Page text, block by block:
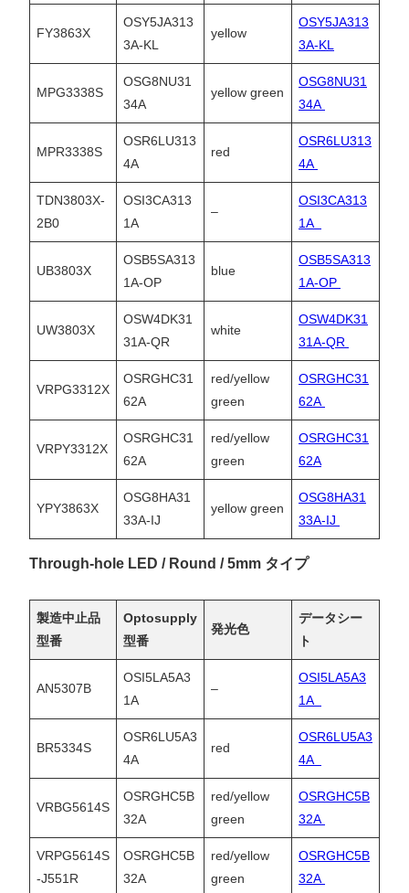
FY3863X
OSY5JA313
3A-KL
yellow
OSY5JA313
3A-KL
MPG3338S
OSG8NU31
34A
yellow green
OSG8NU31
34A
MPR3338S
OSR6LU313
4A
red
OSR6LU313
4A
TDN3803X-
2B0
OSI3CA313
1A
–
OSI3CA313
1A
UB3803X
OSB5SA313
1A-OP
blue
OSB5SA313
1A-OP
UW3803X
OSW4DK31
31A-QR
white
OSW4DK31
31A-QR
VRPG3312X
OSRGHC31
62A
red/yellow
green
OSRGHC31
62A
VRPY3312X
OSRGHC31
62A
red/yellow
green
OSRGHC31
62A
YPY3863X
OSG8HA31
33A-IJ
yellow green
OSG8HA31
33A-IJ
Through-hole LED / Round / 5mm タイプ
製造中止品
型番
Optosupply
型番
発光色
データシー
ト
AN5307B
OSI5LA5A3
1A
–
OSI5LA5A3
1A
BR5334S
OSR6LU5A3
4A
red
OSR6LU5A3
4A
VRBG5614S
OSRGHC5B
32A
red/yellow
green
OSRGHC5B
32A
VRPG5614S
-J551R
OSRGHC5B
32A
red/yellow
green
OSRGHC5B
32A